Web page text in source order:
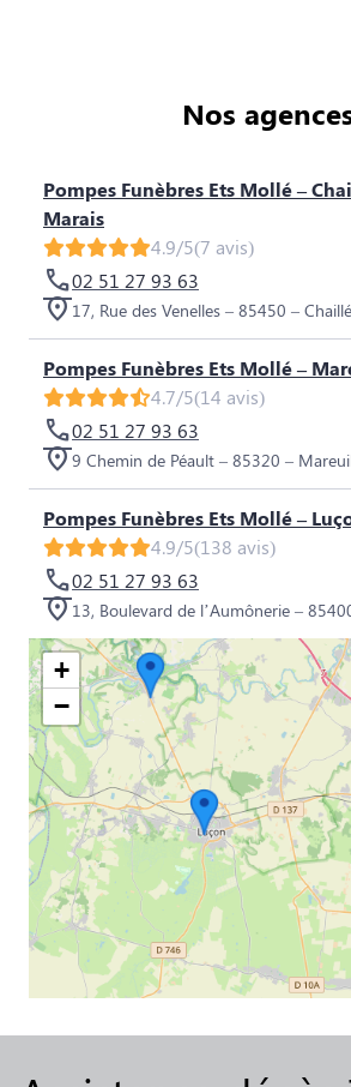
Nos
Pompes Funèbres Ets Mollé –
Marais
4.9/5(7 avis)
02 51 27 93 63
17, Rue des Venelles – 85450 –
Pompes Funèbres Ets Mollé –
4.7/5(14 avis)
02 51 27 93 63
9 Chemin de Péault – 85320 –
Pompes Funèbres Ets Mollé –
4.9/5(138 avis)
02 51 27 93 63
13, Boulevard de l’Aumônerie –
+
−